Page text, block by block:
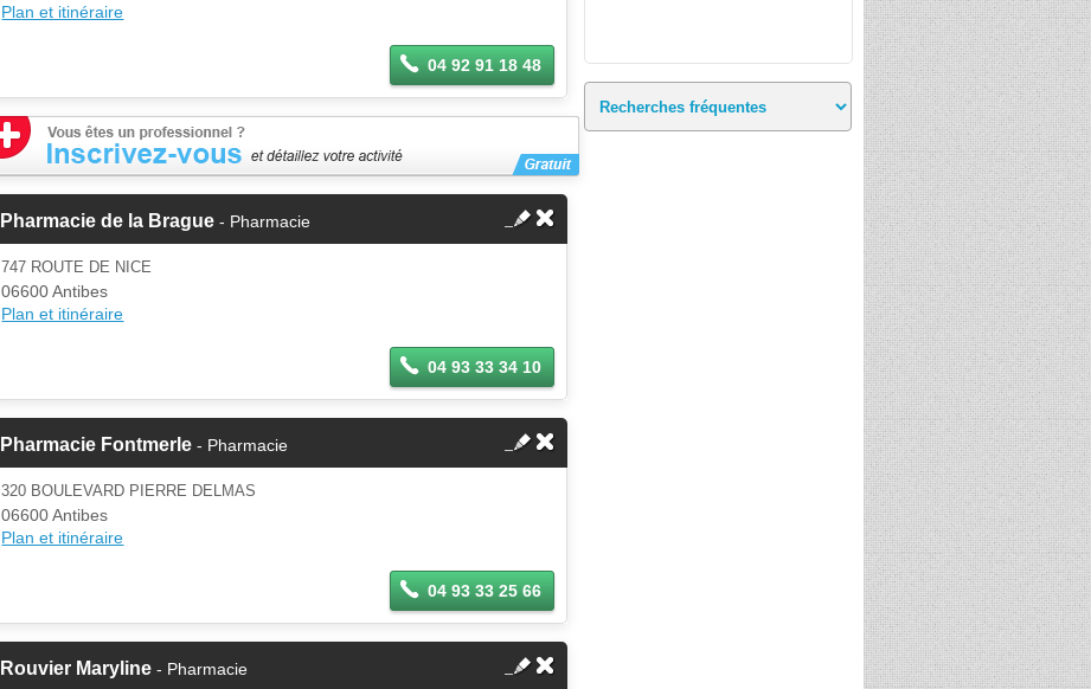
Plan et itinéraire
04 92 91 18 48
Pharmacie de la Brague - Pharmacie
747 ROUTE DE NICE
06600 Antibes
Plan et itinéraire
04 93 33 34 10
Pharmacie Fontmerle - Pharmacie
320 BOULEVARD PIERRE DELMAS
06600 Antibes
Plan et itinéraire
04 93 33 25 66
Rouvier Maryline - Pharmacie